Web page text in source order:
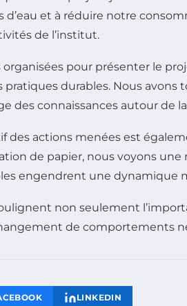
d’eau et à réduire notre
de l’institut.
pour présenter le
pratiques durables. Nous
des connaissances autour
des actions menées est
de papier, nous voyons une
engendrent une dynamique
non seulement
de comportements
LINKEDIN